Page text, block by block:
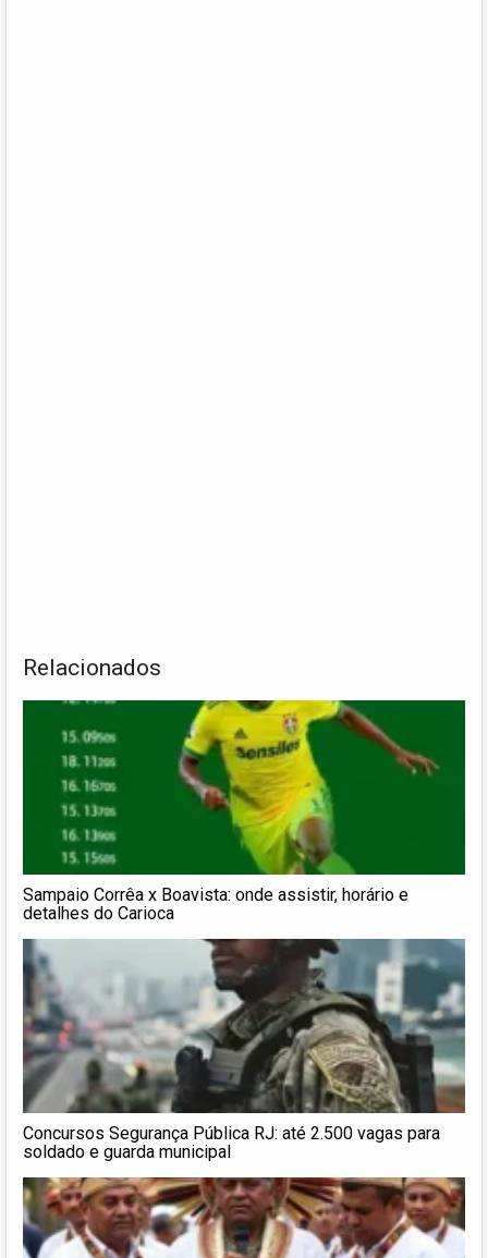
Relacionados
Sampaio Corrêa x Boavista: onde assistir, horário e
detalhes do Carioca
Concursos Segurança Pública RJ: até 2.500 vagas para
soldado e guarda municipal